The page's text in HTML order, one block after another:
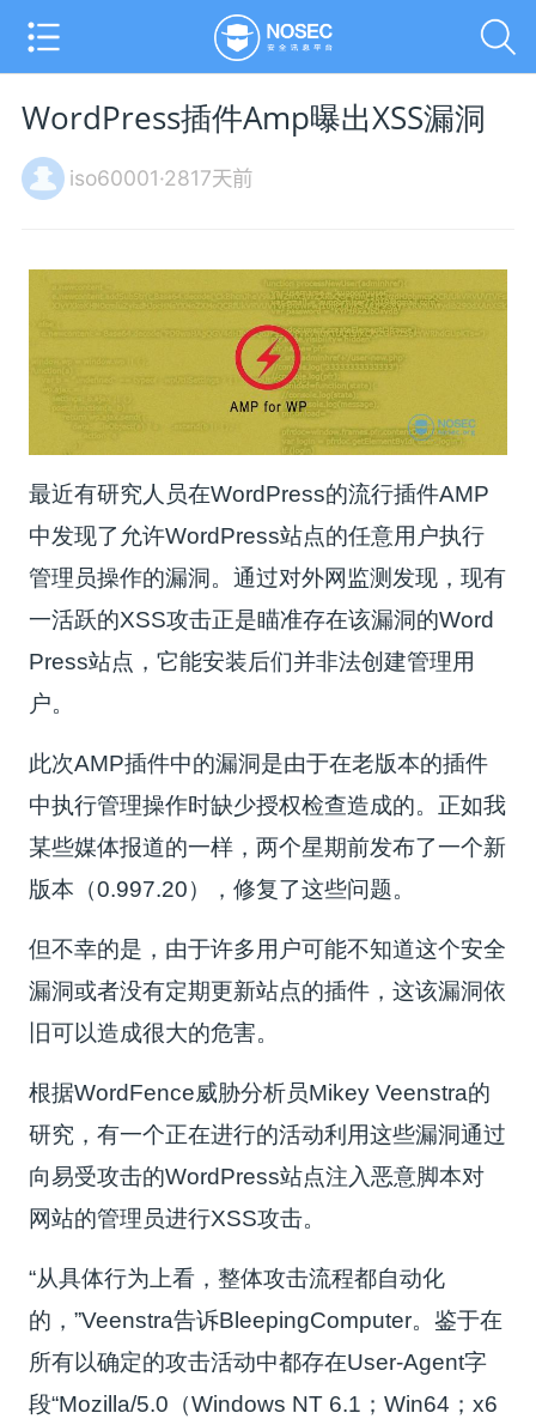
WordPress插件Amp曝出XSS漏洞
iso60001·2817天前
最近有研究人员在WordPress的流行插件AMP
中发现了允许WordPress站点的任意用户执行
管理员操作的漏洞。通过对外网监测发现，现有
一活跃的XSS攻击正是瞄准存在该漏洞的Word
Press站点，它能安装后们并非法创建管理用
户。
此次AMP插件中的漏洞是由于在老版本的插件
中执行管理操作时缺少授权检查造成的。正如我
某些媒体报道的一样，两个星期前发布了一个新
版本（0.997.20），修复了这些问题。
但不幸的是，由于许多用户可能不知道这个安全
漏洞或者没有定期更新站点的插件，这该漏洞依
旧可以造成很大的危害。
根据WordFence威胁分析员Mikey Veenstra的
研究，有一个正在进行的活动利用这些漏洞通过
向易受攻击的WordPress站点注入恶意脚本对
网站的管理员进行XSS攻击。
“从具体行为上看，整体攻击流程都自动化
的，”Veenstra告诉BleepingComputer。鉴于在
所有以确定的攻击活动中都存在User-Agent字
段“Mozilla/5.0（Windows NT 6.1；Win64；x6